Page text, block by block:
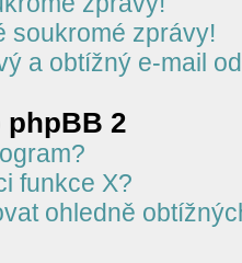
soukromé zprávy!
a obtížný e-mail
phpBB 2
funkce X?
ohledně